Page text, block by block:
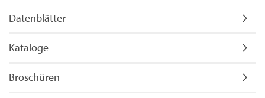
Datenblätter
Kataloge
Broschüren